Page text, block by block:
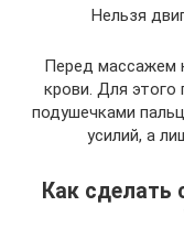
Нельзя
Перед массажем
крови. Для
подушечками
усилий, а
Как